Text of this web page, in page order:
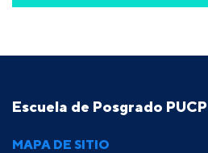
Escuela de Posgrado PUCP
MAPA DE SITIO